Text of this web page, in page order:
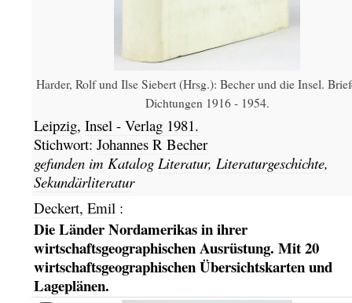
Harder, Rolf und Ilse Siebert (Hrsg.): Becher und die Insel.
Dichtungen 1916 - 1954.
Leipzig, Insel - Verlag 1981.
Stichwort: Johannes R Becher
gefunden im Katalog Literatur, Literaturgeschichte,
Sekundärliteratur
Deckert, Emil:
Die Länder Nordamerikas in ihrer
wirtschaftsgeographischen Ausrüstung. Mit 20
wirtschaftsgeographischen Übersichtskarten und
Lageplänen.